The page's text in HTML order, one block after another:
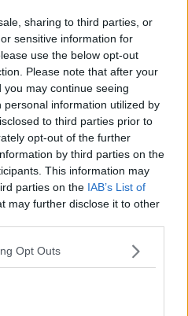
sharing to third parties, or
sensitive information for
use the below opt-out
Please note that after your
may continue seeing
information utilized by
to third parties prior to
opt-out of the further
by third parties on the
This information may
parties on the IAB’s List of
may further disclose it to other
Opt Outs
disposizioni di sicurezza
livello di sicurezza
concerto di Natale
la città di Arezzo
per l'emergenza di Arezzo"
omaggio a Silvano Grandi
dai virtuosismi polacchi
suggestione e armonia